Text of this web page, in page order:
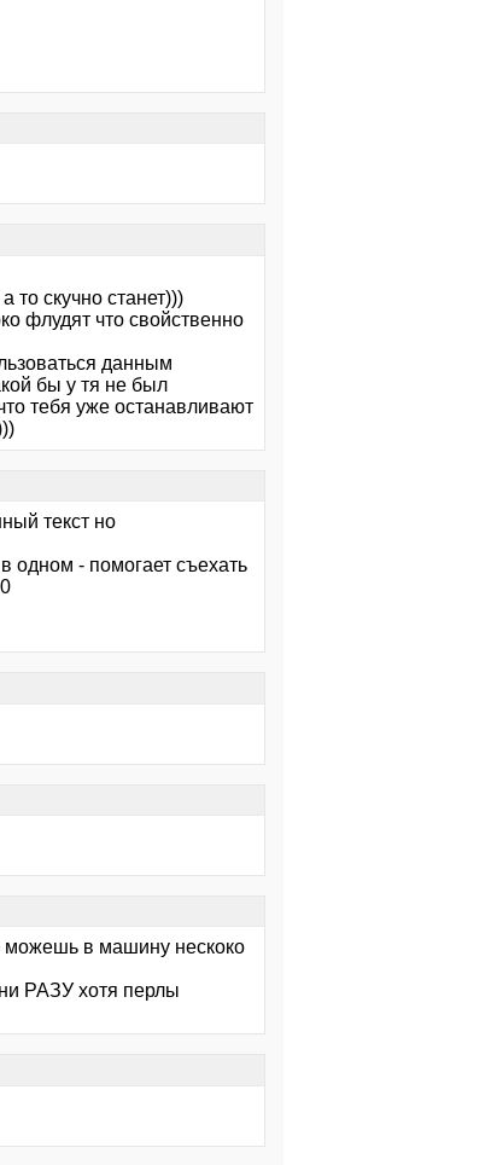
то скучно станет)))
флудят что свойственно
данным
бы у тя не был
тебя уже останавливают
текст но
одном - помогает съехать
можешь в машину нескоко
РАЗУ хотя перлы